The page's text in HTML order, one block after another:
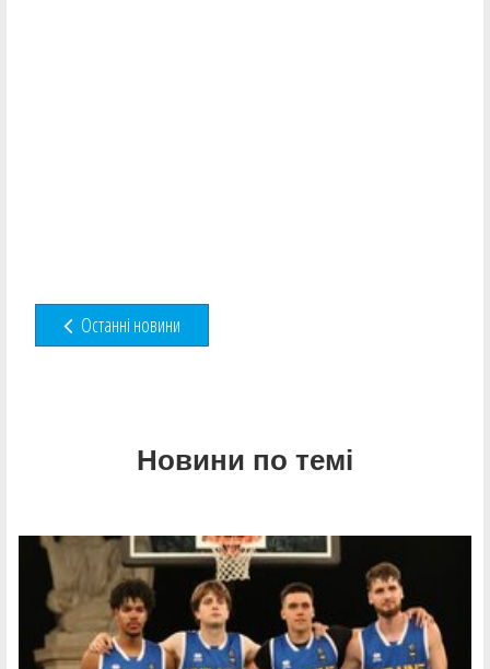
Останні новини
Новини по темі